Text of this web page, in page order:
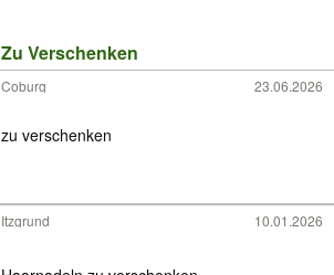
Zu Verschenken
Coburg 23.06.2026
zu verschenken
Itzgrund 10.01.2026